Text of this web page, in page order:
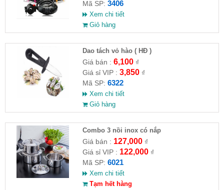
Mã SP: 3406
Xem chi tiết
Giỏ hàng
Dao tách vỏ hào ( HĐ )
Giá bán : 6,100₫
Giá sỉ VIP : 3,850₫
Mã SP: 6322
Xem chi tiết
Giỏ hàng
Combo 3 nồi inox có nắp
Giá bán : 127,000₫
Giá sỉ VIP : 122,000₫
Mã SP: 6021
Xem chi tiết
Tạm hết hàng